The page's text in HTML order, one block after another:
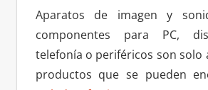
Aparatos de imagen y
componentes para PC,
telefonía o periféricos son solo
productos que se pueden